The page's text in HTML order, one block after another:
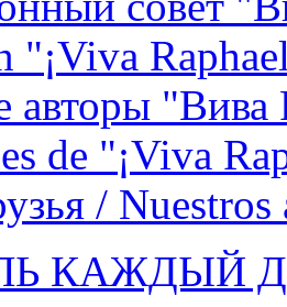
"¡Viva
авторы "Вива
de "¡Viva
/ Nuestros
КАЖДЫЙ